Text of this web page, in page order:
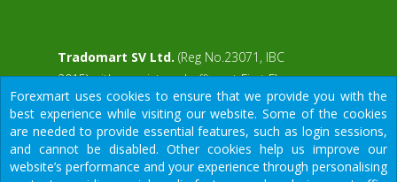
Tradomart SV Ltd. (Reg No.23071, IBC
2015) with a registered office at First Floor,
SVG Teachers Co-operative Credit Union
Limited Uptown Building, Corner of James
and Middle Street, Kingstown, Saint Vincent
and the Grenadines
aWS
Forexmart uses cookies to ensure that we provide you with the
best experience while visiting our website. Some of the cookies
are needed to provide essential features, such as login sessions,
and cannot be disabled. Other cookies help us improve our
website’s performance and your experience through personalising